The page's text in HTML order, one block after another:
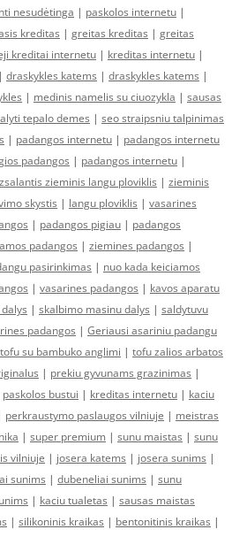
nesudėtinga | paskolos internetu |
kreditas | greitas kreditas | greitas
kreditai internetu | kreditas internetu |
| draskykles katems | draskykles katems |
| medinis namelis su ciuozykla | sausas
tepalo demes | seo straipsniu talpinimas
| padangos internetu | padangos internetu
padangos | padangos internetu |
zieminis langu ploviklis | zieminis
skystis | langu ploviklis | vasarines
| padangos pigiau | padangos
padangos | ziemines padangos |
pasirinkimas | nuo kada keiciamos
| vasarines padangos | kavos aparatu
| skalbimo masinu dalys | saldytuvu
padangos | Geriausi asariniu padangu
tofu su bambuko anglimi | tofu zalios arbatos
| prekiu gyvunams grazinimas |
paskolos bustui | kreditas internetu | kaciu
perkraustymo paslaugos vilniuje | meistras
| super premium | sunu maistas | sunu
vilniuje | josera katems | josera sunims |
sunims | dubeneliai sunims | sunu
| kaciu tualetas | sausas maistas
| silikoninis kraikas | bentonitinis kraikas |